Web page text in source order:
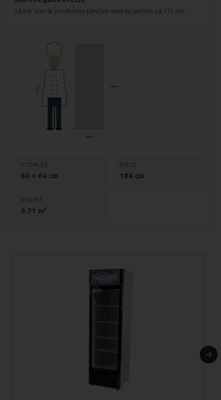
Så här stor är produkten jämfört med en person på 175 cm.
175 cm 184 cm
60 cm
STORLEK
60 × 64 cm
HÖJD
184 cm
VOLYM
0.71 m³